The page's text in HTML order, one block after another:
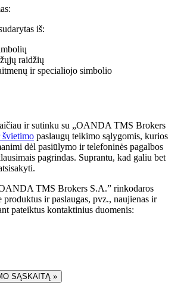
iš:
raidžių
ir specialiojo simbolio
ir sutinku su „OANDA TMS Brokers
paslaugų teikimo sąlygomis, kurios
dėl pasiūlymo ir telefoninės pagalbos
pagrindas. Suprantu, kad galiu bet
TMS Brokers S.A.” rinkodaros
produktus ir paslaugas, pvz., naujienas ir
pateiktus kontaktinius duomenis:
SĄSKAITĄ »